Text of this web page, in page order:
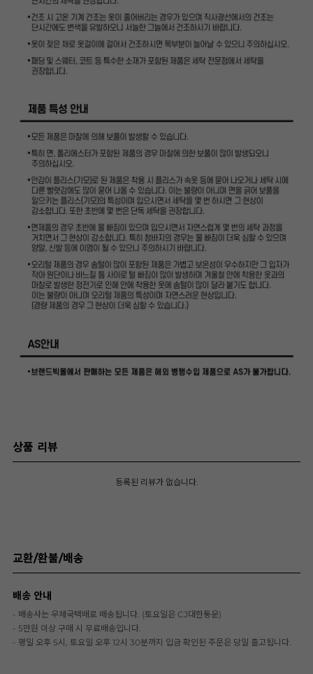
상품 리뷰
등록된 리뷰가 없습니다.
교환/환불/배송
배송 안내
- 배송사는 우체국택배로 배송됩니다. (토요일은 CJ대한통운)
- 5만원 이상 구매 시 무료배송입니다.
- 평일 오후 5시, 토요일 오후 12시 30분까지 입금 확인된 주문은 당일 출고됩니다.